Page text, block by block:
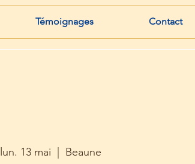
Témoignages Contact
lun. 13 mai Beaune